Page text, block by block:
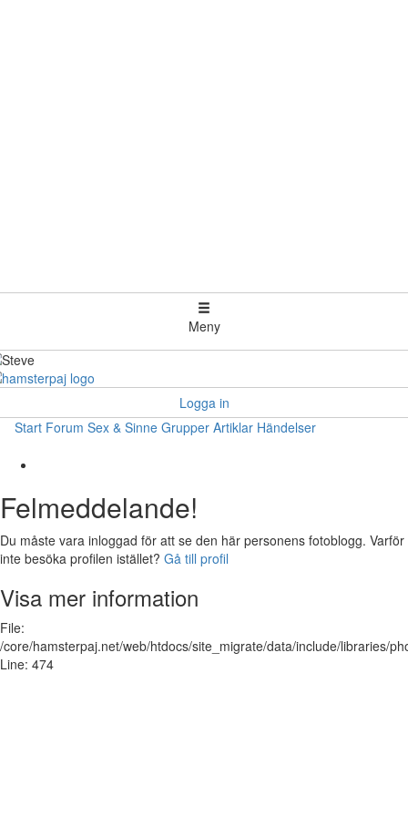
Meny
Logga in
Start Forum Sex & Sinne Grupper Artiklar Händelser
Felmeddelande!
Du måste vara inloggad för att se den här personens fotoblogg. Varför
inte besöka profilen istället? Gå till profil
Visa mer information
File:
/core/hamsterpaj.net/web/htdocs/site_migrate/data/include/libraries/
Line: 474